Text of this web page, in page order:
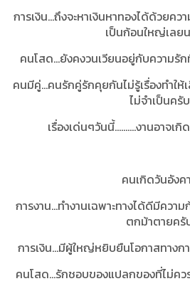
การเงิน...ถึงจะหาเงินหาทองได้ด้วยค
เป็นก้อนใหญ่เลย
คนโสด...ยังคงวนเวียนอยู่กับความรั
คนมีคู่...คนรักคู่รักคุยกันไม่รู้เรื่องทำใ
ไม่จำเป็นครับ
เรื่องเด่นๆวันนี้..........งานอาจเ
คนเกิดวันอังค
การงาน...ทำงานเฉพาะทางได้ดีมีควา
ตกม้าตายครั
การเงิน...มีผู้ใหญ่หยิบยืนโอกาสทางก
คนโสด...รักชอบของแปลกของที่ไม่ค